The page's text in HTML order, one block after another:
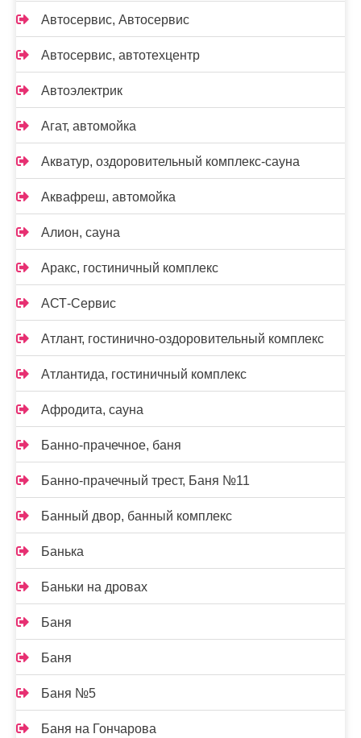
Автосервис, Автосервис
Автосервис, автотехцентр
Автоэлектрик
Агат, автомойка
Акватур, оздоровительный комплекс-сауна
Аквафреш, автомойка
Алион, сауна
Аракс, гостиничный комплекс
АСТ-Сервис
Атлант, гостинично-оздоровительный комплекс
Атлантида, гостиничный комплекс
Афродита, сауна
Банно-прачечное, баня
Банно-прачечный трест, Баня №11
Банный двор, банный комплекс
Банька
Баньки на дровах
Баня
Баня
Баня №5
Баня на Гончарова